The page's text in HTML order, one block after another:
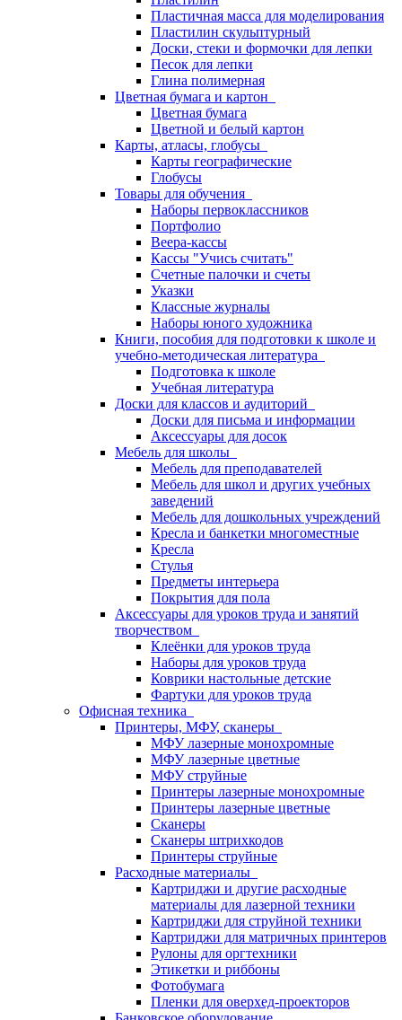
Пластичная масса для моделирования
Пластилин скульптурный
Доски, стеки и формочки для лепки
Песок для лепки
Глина полимерная
Цветная бумага и картон
Цветная бумага
Цветной и белый картон
Карты, атласы, глобусы
Карты географические
Глобусы
Товары для обучения
Наборы первоклассников
Портфолио
Веера-кассы
Кассы "Учись считать"
Счетные палочки и счеты
Указки
Классные журналы
Наборы юного художника
Книги, пособия для подготовки к школе и
учебно-методическая литература
Подготовка к школе
Учебная литература
Доски для классов и аудиторий
Доски для письма и информации
Аксессуары для досок
Мебель для школы
Мебель для преподавателей
Мебель для школ и других учебных
заведений
Мебель для дошкольных учреждений
Кресла и банкетки многоместные
Кресла
Стулья
Предметы интерьера
Покрытия для пола
Аксессуары для уроков труда и занятий
творчеством
Клеёнки для уроков труда
Наборы для уроков труда
Коврики настольные детские
Фартуки для уроков труда
Офисная техника
Принтеры, МФУ, сканеры
МФУ лазерные монохромные
МФУ лазерные цветные
МФУ струйные
Принтеры лазерные монохромные
Принтеры лазерные цветные
Сканеры
Сканеры штрихкодов
Принтеры струйные
Расходные материалы
Картриджи и другие расходные
материалы для лазерной техники
Картриджи для струйной техники
Картриджи для матричных принтеров
Рулоны для оргтехники
Этикетки и риббоны
Фотобумага
Пленки для оверхед-проекторов